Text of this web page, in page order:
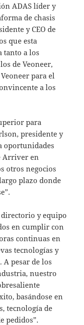
ADAS líder y
de chasis
y CEO de
que esta
tanto a los
de Veoneer,
para el
a los
para
presidente y
oportunidades
Arriver en
otros negocios
plazo donde
y equipo
en cumplir con
continuas en
tecnologías y
A pesar de los
nuestro
basándose en
tecnología de
pedidos”.